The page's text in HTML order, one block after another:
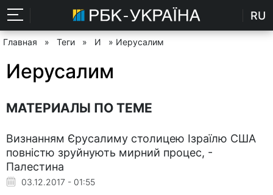
RU
Главная » Теги » И » Иерусалим
Иерусалим
МАТЕРИАЛЫ ПО ТЕМЕ
Визнанням Єрусалиму столицею Ізраїлю США
повністю зруйнують мирний процес, -
Палестина
03.12.2017 - 01:55